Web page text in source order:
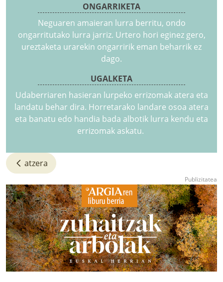
ONGARRIKETA
Neguaren amaieran lurra berritu, ondo
ongarritutako lurra jarriz. Urtero hori eginez gero,
ureztaketa urarekin ongarririk eman beharrik ez
dago.
UGALKETA
Udaberriaren hasieran lurpeko errizomak atera eta
landatu behar dira. Horretarako landare osoa atera
eta banatu edo handia bada albotik lurra kendu eta
errizomak askatu.
atzera